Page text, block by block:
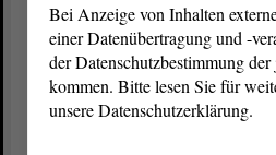
der Lage sind, Wasser an
forstwirtschaftliche Kulturen
städtisches Grün zu
auszubringen.
Bei Anzeige von Inhalten
einer Datenübertragung und -
der Datenschutzbestimmung
kommen. Bitte lesen Sie für
unsere Datenschutzerklärung.